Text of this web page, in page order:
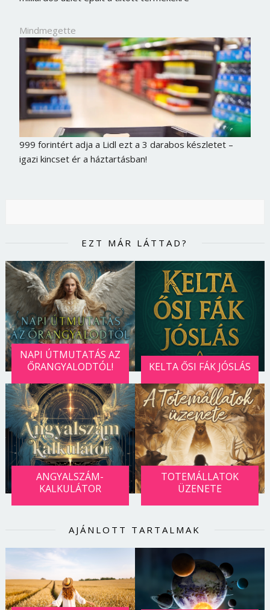
Mindmegette
999 forintért adja a Lidl ezt a 3 darabos készletet –
igazi kincset ér a háztartásban!
EZT MÁR LÁTTAD?
NAPI ÚTMUTATÁS AZ
ŐRANGYALODTÓL!
KELTA ŐSI FÁK JÓSLÁS
ANGYALSZÁM-
KALKULÁTOR
TOTEMÁLLATOK
ÜZENETE
AJÁNLOTT TARTALMAK